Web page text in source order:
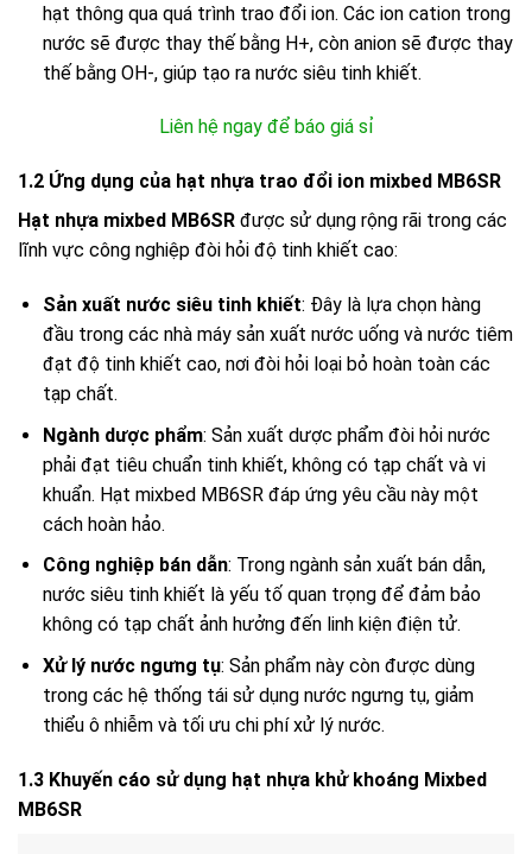
hạt thông qua quá trình trao đổi ion. Các ion cation trong
nước sẽ được thay thế bằng H+, còn anion sẽ được thay
thế bằng OH-, giúp tạo ra nước siêu tinh khiết.
Liên hệ ngay để báo giá sỉ
1.2 Ứng dụng của hạt nhựa trao đổi ion mixbed MB6SR
Hạt nhựa mixbed MB6SR được sử dụng rộng rãi trong các
lĩnh vực công nghiệp đòi hỏi độ tinh khiết cao:
Sản xuất nước siêu tinh khiết: Đây là lựa chọn hàng
đầu trong các nhà máy sản xuất nước uống và nước tiêm
đạt độ tinh khiết cao, nơi đòi hỏi loại bỏ hoàn toàn các
tạp chất.
Ngành dược phẩm: Sản xuất dược phẩm đòi hỏi nước
phải đạt tiêu chuẩn tinh khiết, không có tạp chất và vi
khuẩn. Hạt mixbed MB6SR đáp ứng yêu cầu này một
cách hoàn hảo.
Công nghiệp bán dẫn: Trong ngành sản xuất bán dẫn,
nước siêu tinh khiết là yếu tố quan trọng để đảm bảo
không có tạp chất ảnh hưởng đến linh kiện điện tử.
Xử lý nước ngưng tụ: Sản phẩm này còn được dùng
trong các hệ thống tái sử dụng nước ngưng tụ, giảm
thiểu ô nhiễm và tối ưu chi phí xử lý nước.
1.3 Khuyến cáo sử dụng hạt nhựa khử khoáng Mixbed
MB6SR